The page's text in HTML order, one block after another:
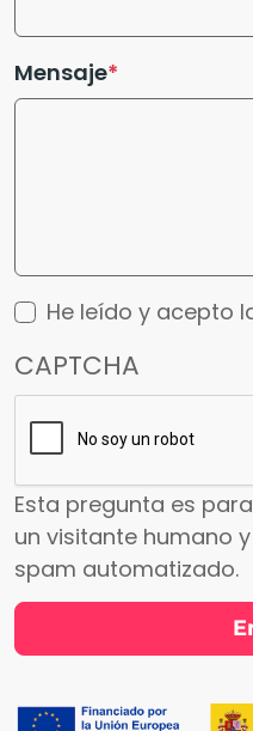
Mensaje
He leído y acepto
CAPTCHA
Esta pregunta es
un visitante humano
spam automatizado.